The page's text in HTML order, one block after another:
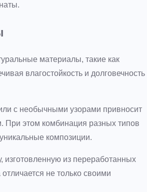
материалы, такие как
влагостойкость и долговечность
с необычными узорами привносит
При этом комбинация разных типов
композиции.
изготовленную из переработанных
не только своими